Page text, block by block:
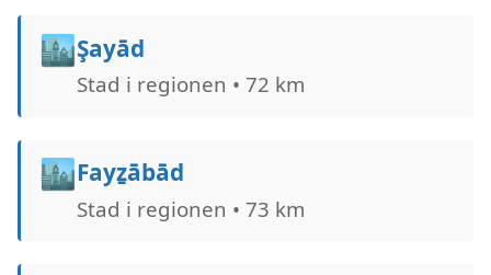
🏙️Şayād
Stad i regionen • 72 km
🏙️Fayẕābād
Stad i regionen • 73 km